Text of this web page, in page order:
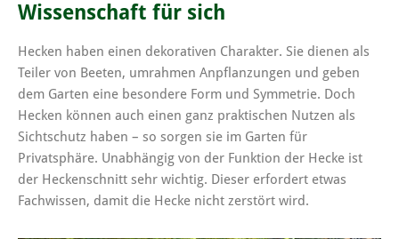
Wissenschaft für sich
Hecken haben einen dekorativen Charakter. Sie dienen als
Teiler von Beeten, umrahmen Anpflanzungen und geben
dem Garten eine besondere Form und Symmetrie. Doch
Hecken können auch einen ganz praktischen Nutzen als
Sichtschutz haben – so sorgen sie im Garten für
Privatsphäre. Unabhängig von der Funktion der Hecke ist
der Heckenschnitt sehr wichtig. Dieser erfordert etwas
Fachwissen, damit die Hecke nicht zerstört wird.